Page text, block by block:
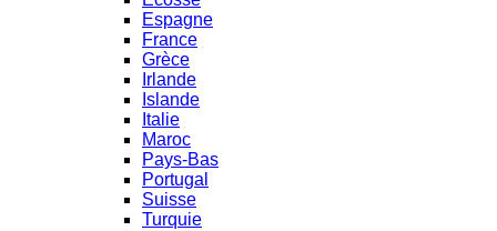
Espagne
France
Grèce
Irlande
Islande
Italie
Maroc
Pays-Bas
Portugal
Suisse
Turquie